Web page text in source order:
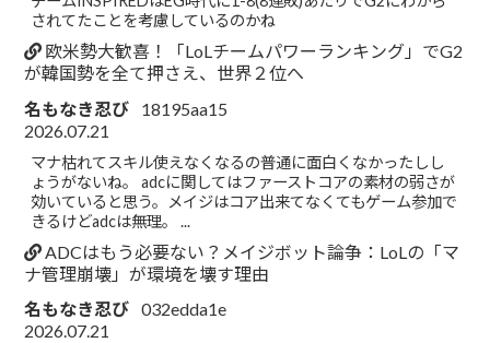
されてたことを考慮しているのかね
欧米勢大歓喜！「LoLチームパワーランキング」でG2
が韓国勢を全て押さえ、世界２位へ
名もなき忍び
18195aa15
2026.07.21
マナ枯れてスキル使えなくなるの普通に面白くなかったしし
ょうがないね。 adcに関してはファーストコアの素材の弱さが
効いていると思う。メイジはコア出来てなくてもゲーム参加で
きるけどadcは無理。 ...
ADCはもう必要ない？メイジボット論争：LoLの「マ
ナ管理崩壊」が環境を壊す理由
名もなき忍び 032edda1e
2026.07.21